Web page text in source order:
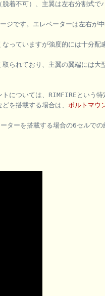
着不可）、主翼は左右分割式で
ジです。エレベーターは左右が
っていますが強度的には十分配
られており、主翼の翼端には大
については、RIMFIREという特
を搭載する場合は、 ボルトマウ
ターを搭載する場合の6セルでの